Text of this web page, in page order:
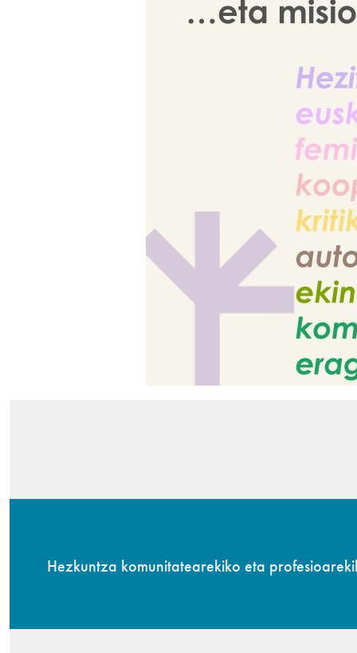
Hezkuntza komunitatearekiko eta